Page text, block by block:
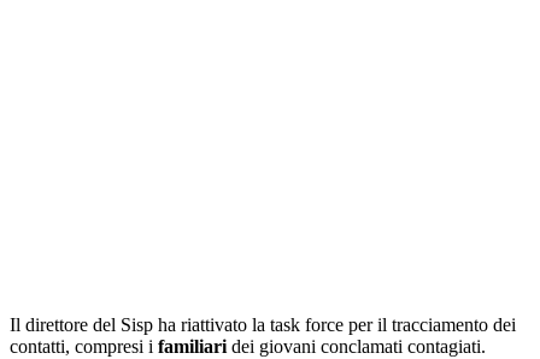
Il direttore del Sisp ha riattivato la task force per il tracciamento dei
contatti, compresi i familiari dei giovani conclamati contagiati.